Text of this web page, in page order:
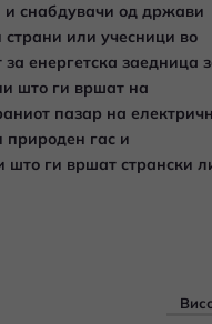
и снабдувачи од држави
страни или учесници во
за енергетска заедница
што ги вршат на
пазар на
природен гас и
што ги вршат странски